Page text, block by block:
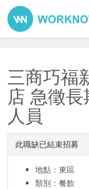
三商巧福
店 急徵
人員
此職缺已結束招募
地點：東區
類別：餐飲